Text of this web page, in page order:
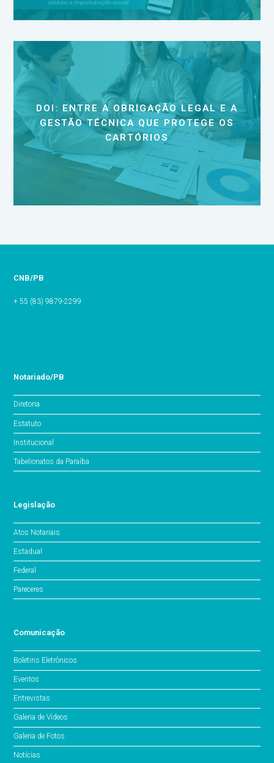
DOI: ENTRE A OBRIGAÇÃO LEGAL E A
GESTÃO TÉCNICA QUE PROTEGE OS
CARTÓRIOS
CNB/PB
+ 55 (83) 9879-2299
Notariado/PB
Diretoria
Estatuto
Institucional
Tabelionatos da Paraíba
Legislação
Atos Notariais
Estadual
Federal
Pareceres
Comunicação
Boletins Eletrônicos
Eventos
Entrevistas
Galeria de Vídeos
Galeria de Fotos
Notícias